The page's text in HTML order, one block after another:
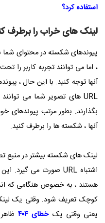
استفاده کرد؟
لینک های خراب را برطرف
پیوندهای شکسته در محتوای شما
، اما می توانند تجربه کاربر را
آنها توجه کنید. با این حال ،
URL های تصویر شما می
بگذارند. بطور مرتب
آنها ، شکسته ها را برطرف کنید.
لینک های شکسته بیشتر در منبع
اشتباه URLصورت می گیرد. این
هستند ، به خصوص هنگامی که
کوچک تعریف شود. وقتی یک
یعنی وقتی یکخطای ۴۰۴